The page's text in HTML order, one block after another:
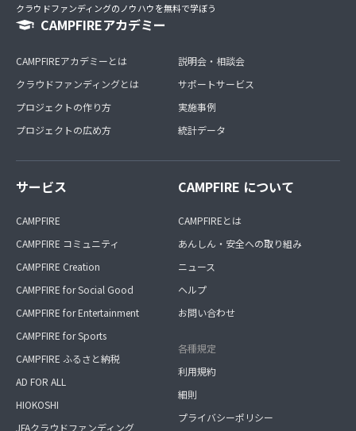
クラウドファンディングのノウハウを無料で学ぼう
CAMPFIREアカデミー
CAMPFIREアカデミーとは
クラウドファンディングとは
プロジェクトの作り方
プロジェクトの広め方
説明会・相談会
サポートサービス
実施事例
統計データ
サービス
CAMPFIRE
CAMPFIRE コミュニティ
CAMPFIRE Creation
CAMPFIRE for Social Good
CAMPFIRE for Entertainment
CAMPFIRE for Sports
CAMPFIRE ふるさと納税
AD FOR ALL
HIOKOSHI
JFAクラウドファンディング
CAMPFIRE について
CAMPFIREとは
あんしん・安全への取り組み
ニュース
ヘルプ
お問い合わせ
各種規定
利用規約
細則
プライバシーポリシー